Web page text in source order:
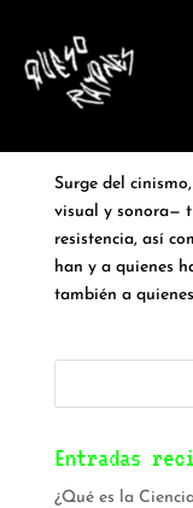
¿Qué es la Ciencia
porQueso Rayones
Surge del
visual y sonora—
resistencia, así
han y a quienes
también a
Entradas
¿Qué es la